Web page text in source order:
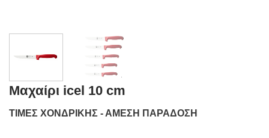
Μαχαίρι icel 10 cm
ΤΙΜΕΣ ΧΟΝΔΡΙΚΗΣ - ΑΜΕΣΗ ΠΑΡΑΔΟΣΗ